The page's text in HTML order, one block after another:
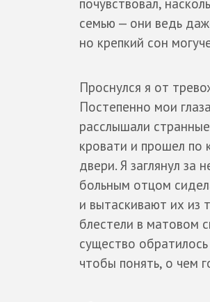
почувствовал,
семью — они ведь
но крепкий сон
Проснулся я от
Постепенно мои
расслышали
кровати и прошел по
двери. Я заглянул за
больным отцом
и вытаскивают их из
блестели в матовом
существо
чтобы понять, о чем